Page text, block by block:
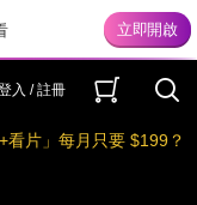
入 / 註冊
+看片」每月只要 $199？